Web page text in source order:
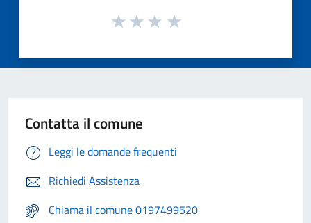
Contatta il comune
Leggi le domande frequenti
Richiedi Assistenza
Chiama il comune 0197499520